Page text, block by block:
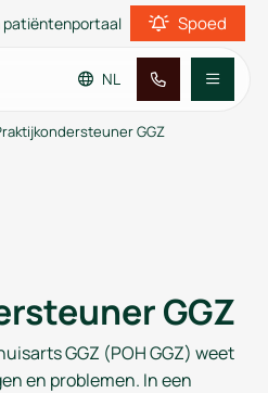
patiëntenportaal Spoed
NL
GGZ
GGZ
GGZ (POH GGZ) weet
en problemen. In een